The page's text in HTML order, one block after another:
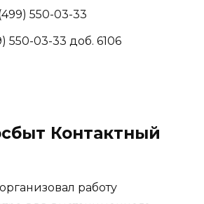
550-03-33
550-03-33 доб. 6106
Контактный
работу